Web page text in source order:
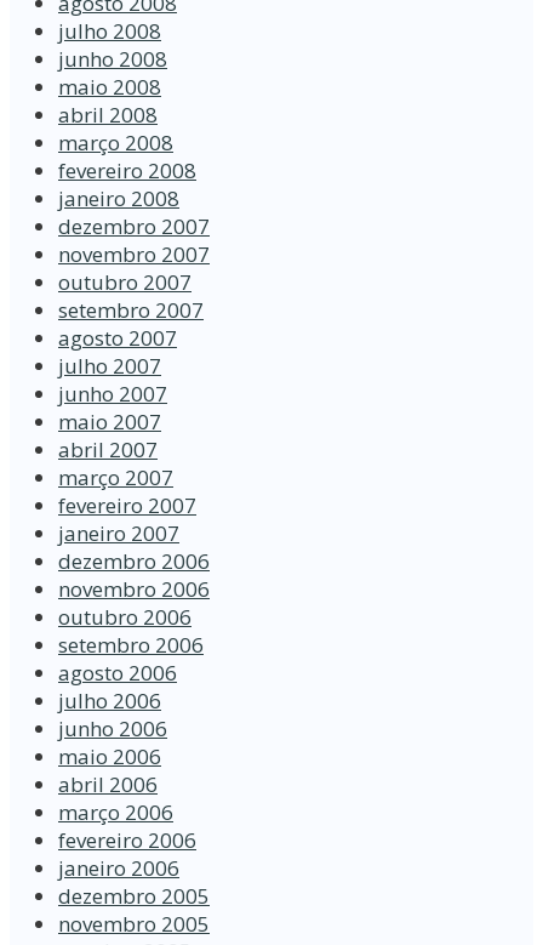
julho 2008
junho 2008
maio 2008
abril 2008
março 2008
fevereiro 2008
janeiro 2008
dezembro 2007
novembro 2007
outubro 2007
setembro 2007
agosto 2007
julho 2007
junho 2007
maio 2007
abril 2007
março 2007
fevereiro 2007
janeiro 2007
dezembro 2006
novembro 2006
outubro 2006
setembro 2006
agosto 2006
julho 2006
junho 2006
maio 2006
abril 2006
março 2006
fevereiro 2006
janeiro 2006
dezembro 2005
novembro 2005